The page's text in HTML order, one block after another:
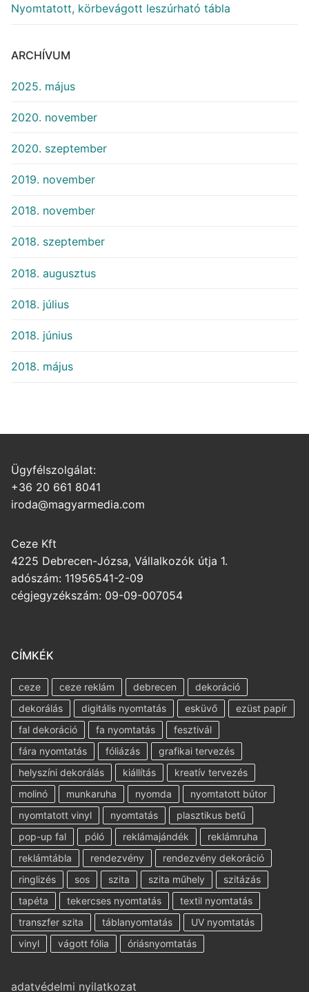
Nyomtatott, körbevágott leszúrható tábla
ARCHÍVUM
2025. május
2020. november
2020. szeptember
2019. november
2018. november
2018. szeptember
2018. augusztus
2018. július
2018. június
2018. május
Ügyfélszolgálat:
+36 20 661 8041
iroda@magyarmedia.com
Ceze Kft
4225 Debrecen-Józsa, Vállalkozók útja 1.
adószám: 11956541-2-09
cégjegyzékszám: 09-09-007054
CÍMKÉK
ceze ceze reklám debrecen
dekoráció
dekorálás
digitális nyomtatás esküvő
ezüst papír
fal dekoráció
fa nyomtatás
fesztivál
fára nyomtatás
fóliázás
grafikai tervezés
helyszíni dekorálás
kiállítás
kreatív tervezés
molinó
munkaruha nyomda
nyomtatott bútor
nyomtatott vinyl
nyomtatás
plasztikus betű
pop-up fal
póló reklámajándék
reklámruha
reklámtábla
rendezvény
rendezvény dekoráció
ringlizés
sos szita szita műhely
szitázás
tapéta
tekercses nyomtatás
textil nyomtatás
transzfer szita
táblanyomtatás
UV nyomtatás
vinyl
vágott fólia óriásnyomtatás
adatvédelmi nyilatkozat